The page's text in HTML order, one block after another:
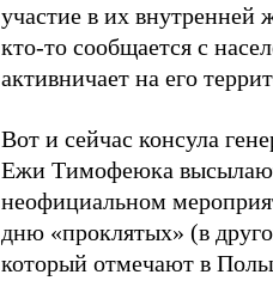
участие в их внутренней
кто-то сообщается с
активничает на его
Вот и сейчас консула
Ежи Тимофеюка
неофициальном
дню «проклятых» (в
который отмечают в